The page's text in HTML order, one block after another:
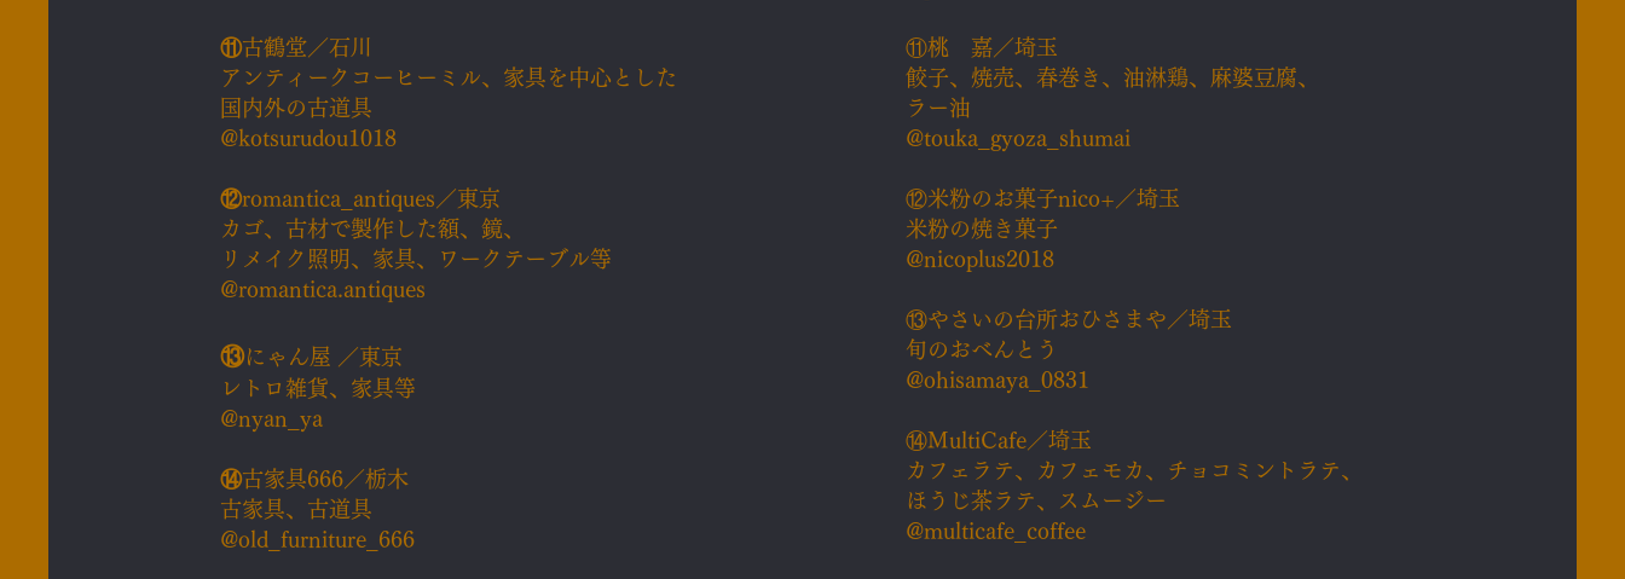
⑪古鶴堂／石川
アンティークコーヒーミル、家具を中心とした
国内外の古道具
@kotsurudou1018
⑫romantica_antiques／東京
カゴ、古材で製作した額、鏡、
リメイク照明、家具、ワークテーブル等
@romantica.antiques
⑬にゃん屋 ／東京
レトロ雑貨、家具等
@nyan_ya
⑭古家具666／栃木
古家具、古道具
@old_furniture_666
⑪桃 嘉／埼玉
餃子、焼売、春巻き、油淋鶏、麻婆豆腐、
ラー油
@touka_gyoza_shumai
⑫米粉のお菓子nico+／埼玉
米粉の焼き菓子
@nicoplus2018
⑬やさいの台所おひさまや／埼玉
旬のおべんとう
@ohisamaya_0831
⑭​MultiCafe／埼玉
カフェラテ、カフェモカ、チョコミントラテ、
ほうじ茶ラテ、スムージー
@multicafe_coffee